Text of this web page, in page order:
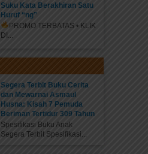
Suku Kata Berakhiran Satu
Huruf “ng”
PROMO TERBATAS • KLIK
DI...
Segera Terbit Buku Cerita
dan Mewarnai Asmaul
Husna: Kisah 7 Pemuda
Beriman Tertidur 309 Tahun
Spesifikasi Buku Anak
Segera Terbit Spesifikasi...